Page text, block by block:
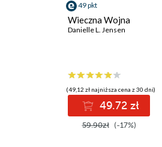
49 pkt
Wieczna Wojna
Danielle L. Jensen
(49,12 zł najniższa cena z 30 dni)
49.72 zł
59.90zł (-17%)